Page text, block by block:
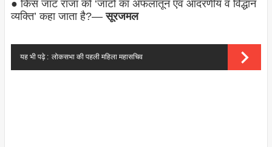
● किस जाट राजा को ‘जाटों का अफलातून एवं आदरणीय व विद्धान
व्यक्ति’ कहा जाता है?—सूरजमल
यह भी पढ़े : लोकसभा की पहली महिला महासचिव